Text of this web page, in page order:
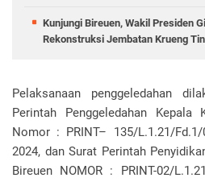
Kunjungi Bireuen, Wakil Presiden
Rekonstruksi Jembatan Krueng
Pelaksanaan penggeledahan
Perintah Penggeledahan Kepala
Nomor : PRINT– 135/L.1.21/
2024, dan Surat Perintah
Bireuen NOMOR : PRINT-02/